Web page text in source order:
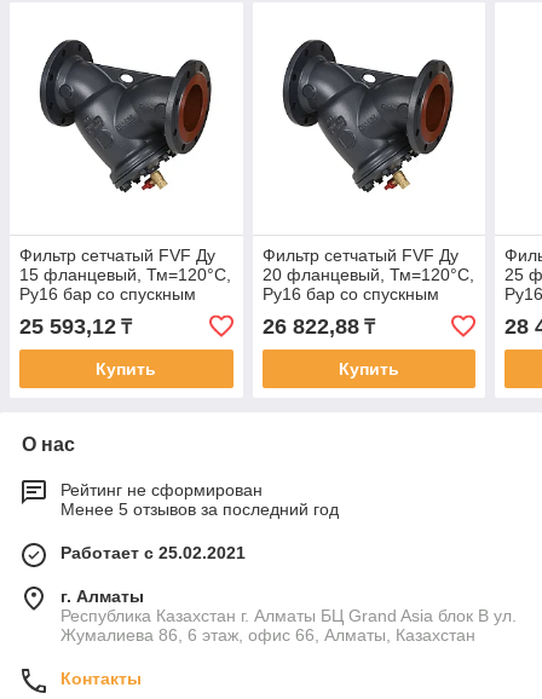
Фильтр сетчатый FVF Ду
15 фланцевый, Тм=120°С,
Ру16 бар со спускным
25 593,12 ₸
Купить
Фильтр сетчатый FVF Ду
20 фланцевый, Тм=120°С,
Ру16 бар со спускным
26 822,88₸
Купить
25
28
О нас
Рейтинг не сформирован
Менее 5 отзывов за последний год
Работает с 25.02.2021
г. Алматы
Республика Казахстан г. Алматы БЦ Grand Asia блок B ул.
Жумалиева 86, 6 этаж, офис 66, Алматы, Казахстан
Контакты